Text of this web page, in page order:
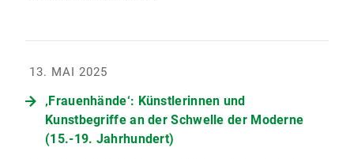
13. MAI 2025
‚Frauenhände‘: Künstlerinnen und
Kunstbegriffe an der Schwelle der Moderne
(15.-19. Jahrhundert)